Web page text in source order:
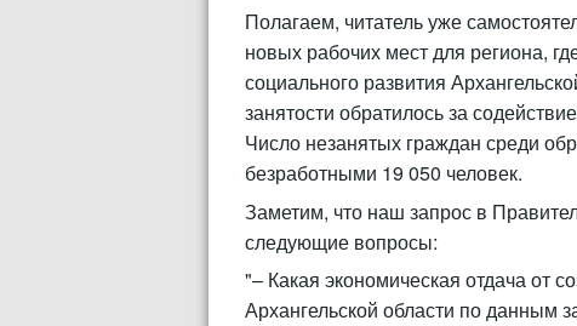
Полагаем, читатель уже
новых рабочих мест для региона,
социального развития
занятости обратилось за
Число незанятых граждан среди
безработными 19 050 человек.
Заметим, что наш запрос в
следующие вопросы:
"– Какая экономическая отдача от
Архангельской области по данным